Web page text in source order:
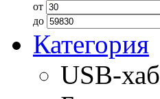
от
до
Категория
USB-